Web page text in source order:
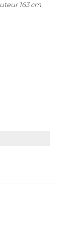
163 cm